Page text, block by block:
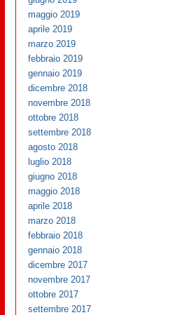
maggio 2019
aprile 2019
marzo 2019
febbraio 2019
gennaio 2019
dicembre 2018
novembre 2018
ottobre 2018
settembre 2018
agosto 2018
luglio 2018
giugno 2018
maggio 2018
aprile 2018
marzo 2018
febbraio 2018
gennaio 2018
dicembre 2017
novembre 2017
ottobre 2017
settembre 2017